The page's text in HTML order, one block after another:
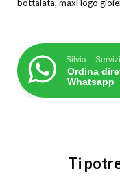
bottalata, maxi logo
Silvia –
Ordina
Whatsapp
Ti